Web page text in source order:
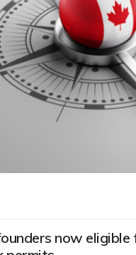
now eligible